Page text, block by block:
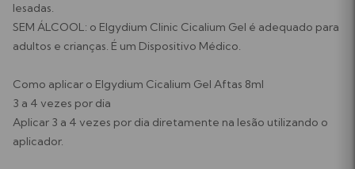
lesadas.
SEM ÁLCOOL: o Elgydium Clinic Cicalium Gel é adequado para
adultos e crianças. É um Dispositivo Médico.
Como aplicar o Elgydium Cicalium Gel Aftas 8ml
3 a 4 vezes por dia
Aplicar 3 a 4 vezes por dia diretamente na lesão utilizando o
aplicador.